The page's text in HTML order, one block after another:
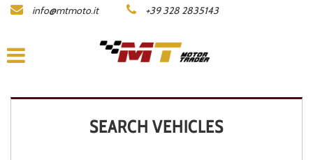
LISTA MOTO
COMPANY
ACQUISTIAMO LA TUA MOTO
info@mtmoto.it +39 328 2835143
SEARCH VEHICLES